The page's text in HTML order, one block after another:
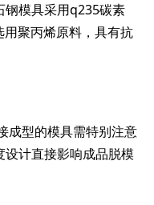
钢模具采用q235碳素
聚丙烯原料，具有抗
成型的模具需特别注意
计直接影响成品脱模